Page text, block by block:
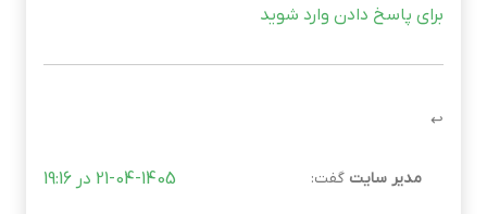
برای پاسخ دادن وارد شوید
مدیر سایت گفت: 21-04-1405 در 19:16